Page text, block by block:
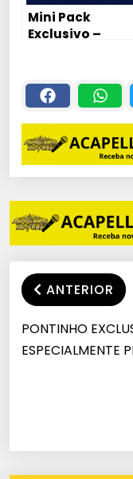
Mini Pack
Exclusivo –
Juhzinho)
ANTERIOR
PONTINHO
ESPECIALMENTE